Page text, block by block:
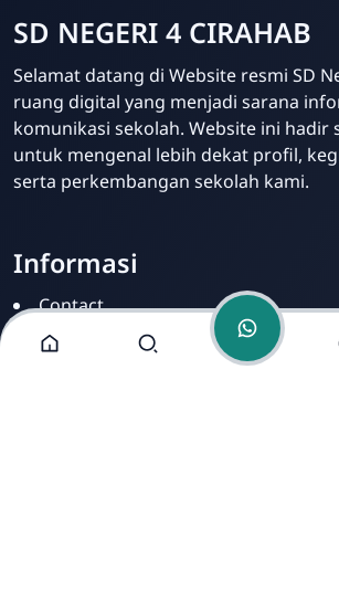
Admin
Online
SD NEGERI 4 CIRAHAB
Selamat datang di Website resmi SD
ruang digital yang menjadi sarana
komunikasi sekolah. Website ini hadir
untuk mengenal lebih dekat profil,
serta perkembangan sekolah kami.
Informasi
Contact
Disclamer